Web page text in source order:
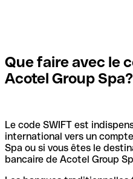
Que faire avec le
Acotel Group Spa?
Le code SWIFT est
international vers un
Spa ou si vous êtes le
bancaire de Acotel Group